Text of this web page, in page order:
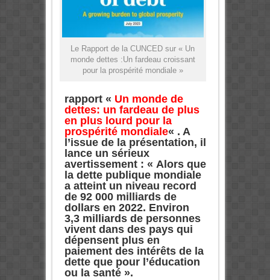
Le Rapport de la CUNCED sur « Un
monde dettes :Un fardeau croissant
pour la prospérité mondiale »
rapport « Un monde de
dettes: un fardeau de plus
en plus lourd pour la
prospérité mondiale« . A
l’issue de la présentation, il
lance un sérieux
avertissement : « Alors que
la dette publique mondiale
a atteint un niveau record
de 92 000 milliards de
dollars en 2022. Environ
3,3 milliards de personnes
vivent dans des pays qui
dépensent plus en
paiement des intérêts de la
dette que pour l’éducation
ou la santé ».